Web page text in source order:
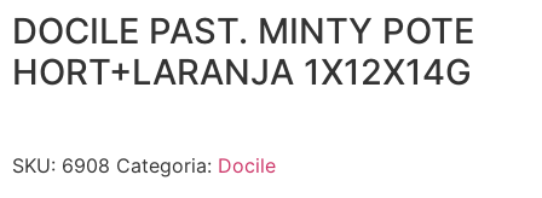
DOCILE PAST. MINTY POTE
HORT+LARANJA 1X12X14G
SKU: 6908 Categoria: Docile